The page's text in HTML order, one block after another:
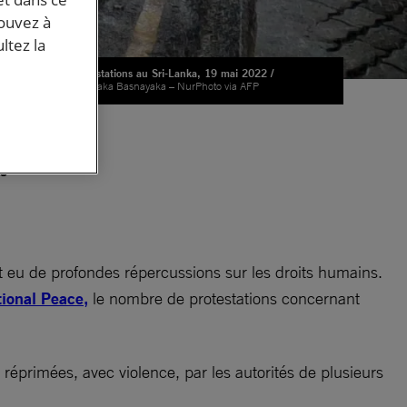
Manifestations au Sri-Lanka, 19 mai 2022 /
© Tharaka Basnayaka – NurPhoto via AFP
de profondes répercussions sur les droits humains.
Peace, le nombre de protestations concernant
avec violence, par les autorités de plusieurs
à
la